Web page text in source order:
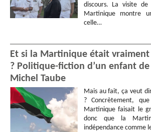
discours. La visite
Martinique montre
celle…
Et si la Martinique était
? Politique-fiction d’un enfant de
Michel Taube
Mais au fait, ça veut
? Concrètement,
Martinique faisait le
donc que la
indépendance comme